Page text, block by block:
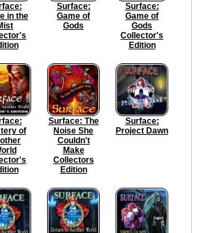
in the
Surface:
Game of
Gods
Surface:
Game of
Gods
Collector's
Edition
of
Surface: The
Noise She
Couldn't
Make
Collectors
Edition
Surface:
Project Dawn